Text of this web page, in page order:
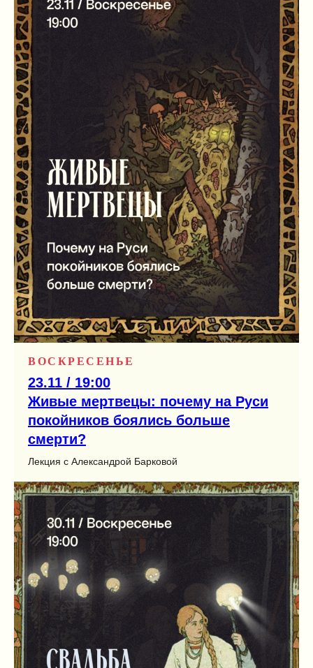
ВОСКРЕСЕНЬЕ
23.11 / 19:00
Живые мертвецы: почему на Руси
покойников боялись больше
смерти?
Лекция с Александрой Барковой